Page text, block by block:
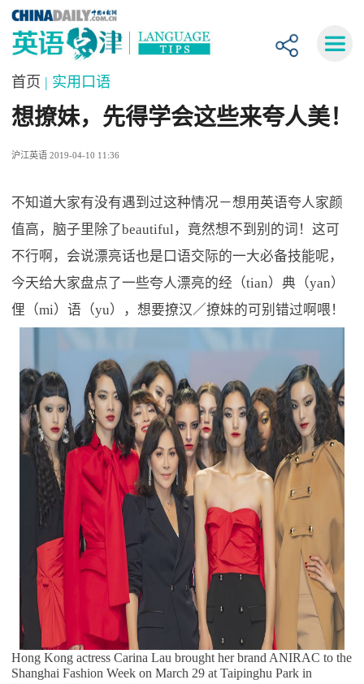
首页 | 实用口语
想撩妹，先得学会这些来夸人美！
沪江英语 2019-04-10 11:36
不知道大家有没有遇到过这种情况－想用英语夸人家颜
值高，脑子里除了beautiful，竟然想不到别的词！这可
不行啊，会说漂亮话也是口语交际的一大必备技能呢，
今天给大家盘点了一些夸人漂亮的经（tian）典（yan）
俚（mi）语（yu），想要撩汉／撩妹的可别错过啊喂！
Hong Kong actress Carina Lau brought her brand ANIRAC to the
Shanghai Fashion Week on March 29 at Taipinghu Park in